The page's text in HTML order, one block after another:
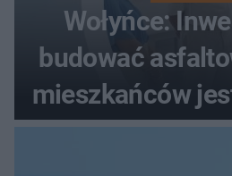
Wołyńce:
budować
mieszkańców